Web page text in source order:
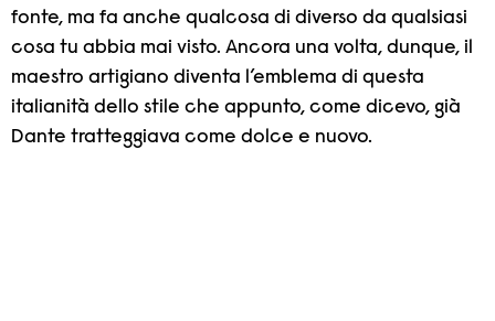
fonte, ma fa anche qualcosa di diverso da qualsiasi
cosa tu abbia mai visto. Ancora una volta, dunque, il
maestro artigiano diventa l’emblema di questa
italianità dello stile che appunto, come dicevo, già
Dante tratteggiava come dolce e nuovo.